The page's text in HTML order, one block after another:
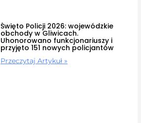
Święto Policji 2026: wojewódzkie
obchody w Gliwicach.
Uhonorowano funkcjonariuszy i
przyjęto 151 nowych policjantów
Przeczytaj Artykuł »